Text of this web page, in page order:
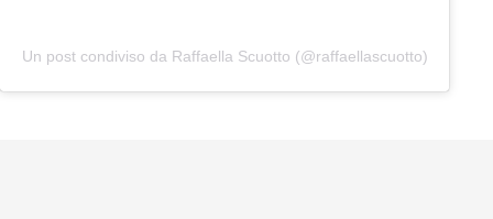
Un post condiviso da Raffaella Scuotto (@raffaellascuotto)